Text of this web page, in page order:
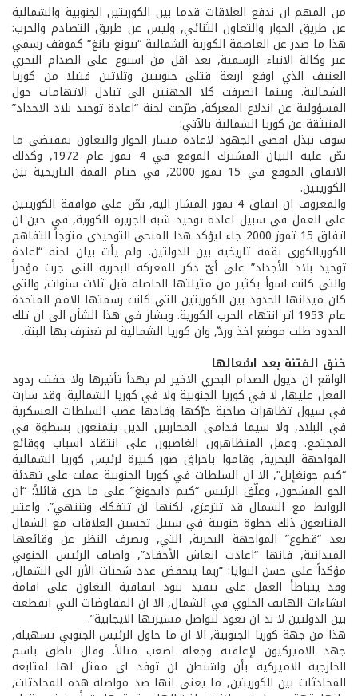
من المهم ان ندفع العلاقات قدما بين الكوريتين الجنوبية والشمالية
عن طريق الحوار والتعاون الثنائي, وليس عن طريق التصادم والحرب:
هذا ما صدر عن العاصمة الكورية الشمالية “بيونغ يانغ” كموقف رسمي
عبر وكالة الانباء الرسمية, بعد اقل من اسبوع على الصدام البحري
العنيف الذي اوقع اربعة قتلى جنوبيين وثلاثين قتيلا من كوريا
الشمالية. وبينما انصرفت كلا الجهتين الى تبادل الاتهامات حول
المسؤولية عن اندلاع المعركة, صرّحت لجنة “اعادة توحيد بلاد الاجداد”
المنبثقة عن كوريا الشمالية بالآتي:
سوف نبذل اقصى الجهود لاعادة مسار الحوار والتعاون بمقتضى ما
نصّ عليه البيان المشترك الموقع في 4 تموز عام 1972, وكذلك
الاتفاق الموقع في 15 تموز 2000, في ختام القمة التاريخية بين
الكوريتين.
والمعروف ان اتفاق 4 تموز المشار اليه, نصّ على موافقة الكوريتين
على العمل في سبيل اعادة توحيد شبه الجزيرة الكورية, في حين ان
اتفاق 15 تموز 2000 جاء ليؤكد هذا المنحى التوحيدي متوجاً التفاهم
الكوري­الكوري بقمة تاريخية بين الدولتين. ولم يأت بيان لجنة “اعادة
توحيد بلاد الأجداد” على أيّ ذكر للمعركة البحرية التي جرت مؤخراً
والتي كانت اسوأ بكثير من مثيلتها الحاصلة قبل ثلاث سنوات, والتي
كان ميدانها الحدود بين الكوريتين التي كانت رسمتها الامم المتحدة
عام 1953 اثر انتهاء الحرب الكورية. ويشار في هذا الشأن الى ان تلك
الحدود ظلت موضع اخذ وردّ, وان كوريا الشمالية لم تعترف بها البتة.
خنق الفتنة بعد اشعالها
الواقع ان ذيول الصدام البحري الاخير لم يهدأ تأثيرها ولا خفتت ردود
الفعل عليها, لا في كوريا الجنوبية ولا في كوريا الشمالية. وقد سارت
في سيول تظاهرات صاخبة حرّكها وقادها غضب السلطات العسكرية
في البلاد, ولا سيما قدامى المحاربين الذين يتمتعون بسطوة في
المجتمع. وعمل المتظاهرون الغاضبون على انتقاد اسباب ووقائع
المواجهة البحرية, وقاموا باحراق صور كبيرة لرئيس كوريا الشمالية
“كيم جونغ­إيل”, الا ان السلطات في كوريا الجنوبية عملت على تهدئة
الجو المشحون, وعلّق الرئيس “كيم داي­جونغ” على ما جرى قائلاً: “ان
الروابط مع الشمال قد تتزعزع, لكنها لن تتفكك وتنتهي”. واعتبر
المتابعون ذلك خطوة جنوبية في سبيل تحسين العلاقات مع الشمال
بعد “قطوع” المواجهة البحرية, التي, وبصرف النظر عن وقائعها
الميدانية, فانها “اعادت انعاش الأحقاد”, واضاف الرئيس الجنوبي
مؤكداً على حسن النوايا: “ربما ينخفض عدد شحنات الأرز الى الشمال,
وقد يتباطأ العمل على تنفيذ بنود اتفاقية التعاون على اقامة
انشاءات الهاتف الخلوي في الشمال, الا ان المفاوضات التي انقطعت
بين الدولتين لا بد ان تعود لتواصل مسيرتها الايجابية”.
هذا من جهة كوريا الجنوبية, الا ان ما حاول الرئيس الجنوبي تسهيله,
جهد الاميركيون لإعاقته وجعله اصعب منالاً. وقال ناطق باسم
الخارجية الاميركية بأن واشنطن لن توفد اي ممثل لها لمتابعة
المحادثات بين الكوريتين, ما يعني انها ضد مواصلة هذه المحادثات,